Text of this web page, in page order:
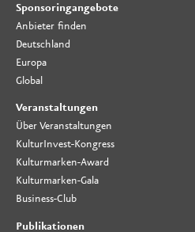
Sponsoringangebote
Anbieter finden
Deutschland
Europa
Global
Veranstaltungen
Über Veranstaltungen
KulturInvest-Kongress
Kulturmarken-Award
Kulturmarken-Gala
Business-Club
Publikationen